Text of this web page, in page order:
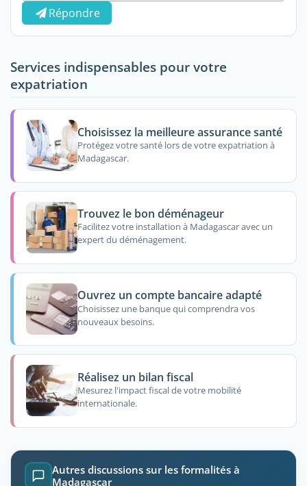
Répondre
Services indispensables pour votre
expatriation
Choisissez la meilleure assurance santé
Protégez votre santé lors de votre expatriation à
Madagascar.
Trouvez le bon déménageur
Facilitez votre installation à Madagascar avec un
expert du déménagement.
Ouvrez un compte bancaire adapté
Choisissez une banque qui comprendra vos
nouveaux besoins.
Réalisez un bilan fiscal
Mesurez l'impact fiscal de votre mobilité
internationale.
Autres discussions sur les formalités à
Madagascar